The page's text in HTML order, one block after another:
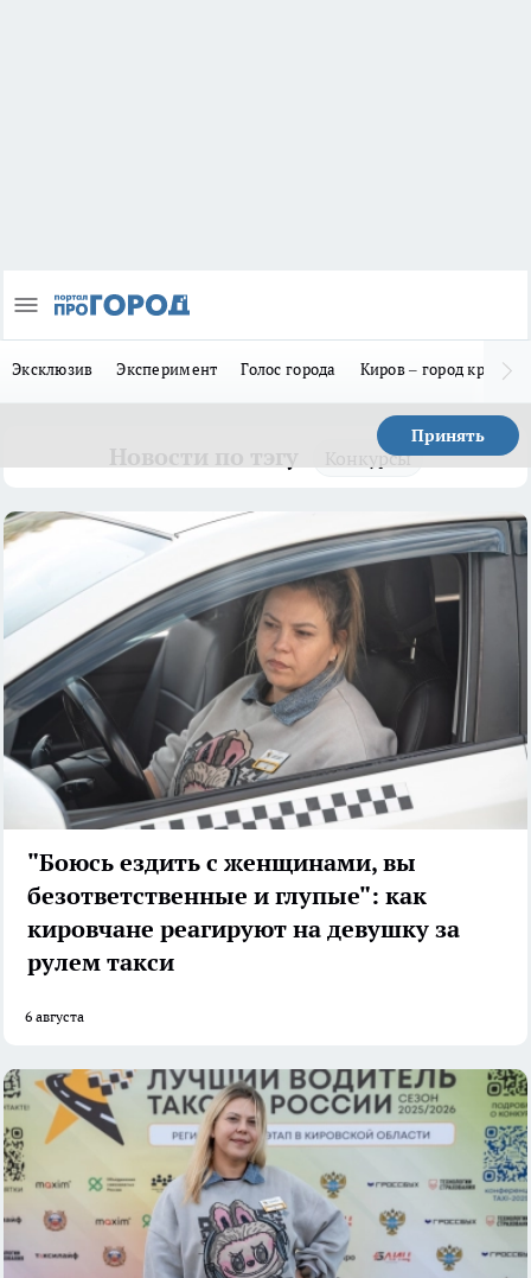
Эксклюзив Эксперимент Голос города Киров – город
Принять
Конкурсы
"Боюсь ездить с женщинами, вы
безответственные и глупые": как
кировчане реагируют на девушку за
рулем такси
6 августа